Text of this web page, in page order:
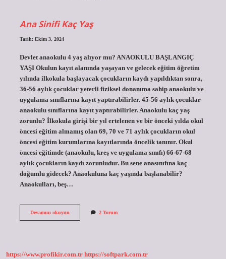
Ana Sinifi Kaç Yaş
Tarih: Ekim 3, 2024
Devlet anaokulu 4 yaş alıyor mu? ANAOKULU BAŞLANGIÇ
YAŞI Okulun kayıt alanında yaşayan ve gelecek eğitim öğretim
yılında ilkokula başlayacak çocukların kaydı yapıldıktan sonra,
36-56 aylık çocuklar yeterli fiziksel donanıma sahip anaokulu ve
uygulama sınıflarına kayıt yaptırabilirler. 45-56 aylık çocuklar
anaokulu sınıflarına kayıt yaptırabilirler. Anaokulu kaç yaş
zorunlu? İlkokula girişi bir yıl ertelenen ve bir önceki yılda okul
öncesi eğitim almamış olan 69, 70 ve 71 aylık çocukların okul
öncesi eğitim kurumlarına kayıtlarında öncelik tanınır. Okul
öncesi eğitimde (anaokulu, kreş ve uygulama sınıfı) 66-67-68
aylık çocukların kaydı zorunludur. Bu sene anasınıfına kaç
doğumlu gidecek? Anaokuluna kaç yaşında başlanabilir?
Anaokulları, beş…
Devamını okuyunAna
2 Yorum
https://www.profikir.com.tr https://softpark.com.tr